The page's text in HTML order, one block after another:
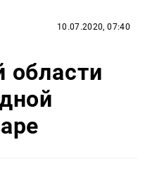
10.07.2020, 07:40
области